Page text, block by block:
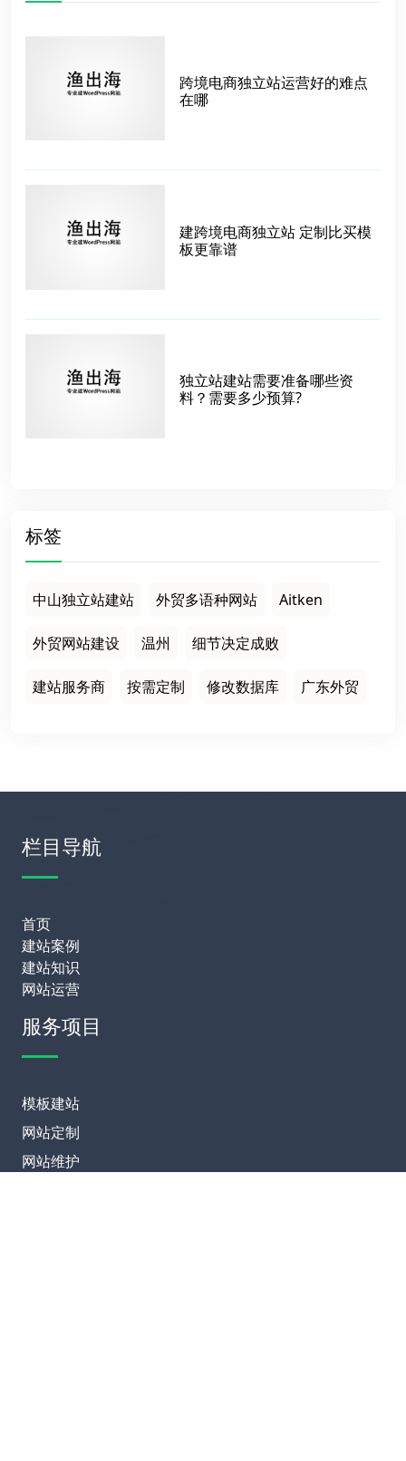
跨境电商独立站运营好的难点
在哪
建跨境电商独立站 定制比买模
板更靠谱
独立站建站需要准备哪些资
料？需要多少预算?
标签
中山独立站建站 外贸多语种网站 Aitken
外贸网站建设 温州 细节决定成败
建站服务商 按需定制 修改数据库 广东外贸
栏目导航
首页
建站案例
建站知识
网站运营
服务项目
模板建站
网站定制
网站维护